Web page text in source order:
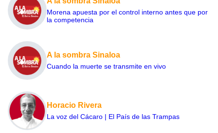
Morena apuesta por el control interno antes que por
la competencia
A la sombra Sinaloa
Cuando la muerte se transmite en vivo
Horacio Rivera
La voz del Cácaro | El País de las Trampas